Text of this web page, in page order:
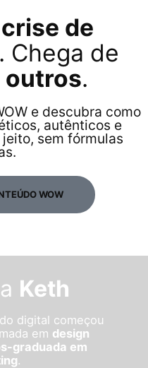
crise de
. Chega de
outros.
e descubra como
autênticos e
sem fórmulas
WOW
Keth
digital começou
em design
graduada em
.